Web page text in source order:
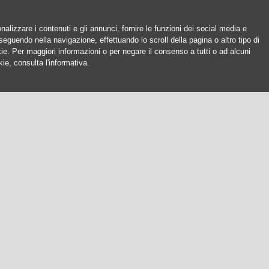
i contenuti e gli annunci, fornire le funzioni dei social media e
nella navigazione, effettuando lo scroll della pagina o altro tipo di
Per maggiori informazioni o per negare il consenso a tutti o ad alcuni
consulta l'informativa.